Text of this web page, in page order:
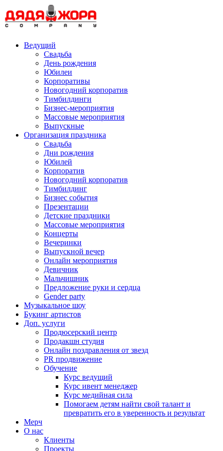
to
content
Ведущий
Свадьба
День рождения
Юбилеи
Корпоративы
Новогодний корпоратив
Тимбилдинги
Бизнес-мероприятия
Массовые мероприятия
Выпускные
Организация праздника
Свадьба
Дни рождения
Юбилей
Корпоратив
Новогодний корпоратив
Тимбилдинг
Бизнес события
Презентации
Детские праздники
Массовые мероприятия
Концерты
Вечеринки
Выпускной вечер
Онлайн мероприятия
Девичник
Мальчишник
Предложение руки и сердца
Gender party
Музыкальное шоу
Букинг артистов
Доп. услуги
Продюсерский центр
Продакшн студия
Онлайн поздравления от звезд
PR продвижение
Обучение
Курс ведущий
Курс ивент менеджер
Курс медийная сила
Помогаем детям найти свой талант и
превратить его в уверенность и результат
Мерч
О нас
Клиенты
Проекты